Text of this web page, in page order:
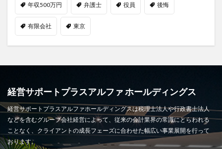
年収500万円 弁護士 役員 後悔
有限会社 東京
経営サポートプラスアルファ ホールディングス
経営サポートプラスアルファホールディングスは税理士法人や行政書士法人
などを含むグループ会社経営によって、従来の会計業界の常識にとらわれる
ことなく、クライアントの成長フェーズに合わせた幅広い事業展開を行って
おります。